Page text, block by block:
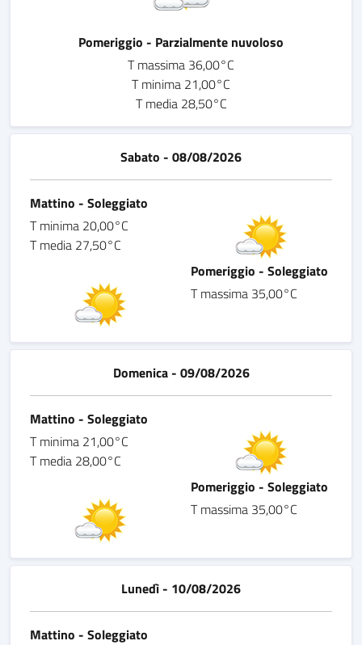
Pomeriggio - Parzialmente nuvoloso
T massima 36,00°C
T minima 21,00°C
T media 28,50°C
Sabato - 08/08/2026
Mattino - Soleggiato
T minima 20,00°C
T media 27,50°C
Pomeriggio - Soleggiato
T massima 35,00°C
Domenica - 09/08/2026
Mattino - Soleggiato
T minima 21,00°C
T media 28,00°C
Pomeriggio - Soleggiato
T massima 35,00°C
Lunedì - 10/08/2026
Mattino - Soleggiato